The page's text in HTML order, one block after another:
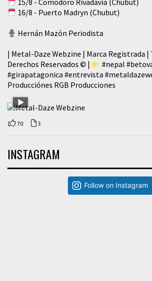
15/8 - Comodoro Rivadavia (Chubut)
16/8 - Puerto Madryn (Chubut)
Hernán Mazón Periodista
| Metal-Daze Webzine | Marca Registrada |
Derechos Reservados © |
#nepal
#girapatagonica #entrevista
Producciónes RGB Producciones
70 3
INSTAGRAM
Follow on Instagram